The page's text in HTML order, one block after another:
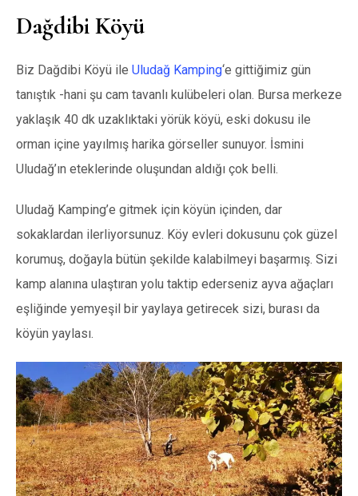
Dağdibi Köyü
Biz Dağdibi Köyü ile Uludağ Kamping‘e gittiğimiz gün
tanıştık -hani şu cam tavanlı kulübeleri olan. Bursa merkeze
yaklaşık 40 dk uzaklıktaki yörük köyü, eski dokusu ile
orman içine yayılmış harika görseller sunuyor. İsmini
Uludağ’ın eteklerinde oluşundan aldığı çok belli.
Uludağ Kamping’e gitmek için köyün içinden, dar
sokaklardan ilerliyorsunuz. Köy evleri dokusunu çok güzel
korumuş, doğayla bütün şekilde kalabilmeyi başarmış. Sizi
kamp alanına ulaştıran yolu taktip ederseniz ayva ağaçları
eşliğinde yemyeşil bir yaylaya getirecek sizi, burası da
köyün yaylası.